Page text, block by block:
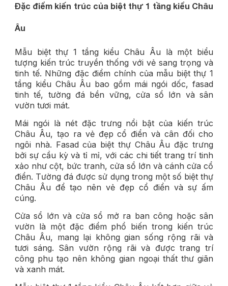
Đặc điểm kiến trúc của biệt thự 1 tầng kiểu Châu
Âu
Mẫu biệt thự 1 tầng kiểu Châu Âu là một biểu
tượng kiến trúc truyền thống với vẻ sang trọng và
tinh tế. Những đặc điểm chính của mẫu biệt thự 1
tầng kiểu Châu Âu bao gồm mái ngói dốc, fasad
tinh tế, tường đá bền vững, cửa sổ lớn và sân
vườn tươi mát.
Mái ngói là nét đặc trưng nổi bật của kiến trúc
Châu Âu, tạo ra vẻ đẹp cổ điển và cân đối cho
ngôi nhà. Fasad của biệt thự Châu Âu đặc trưng
bởi sự cầu kỳ và tỉ mỉ, với các chi tiết trang trí tinh
xảo như cột, bức tranh, cửa sổ lớn và cánh cửa cổ
điển. Tường đá được sử dụng trong một số biệt thự
Châu Âu để tạo nên vẻ đẹp cổ điển và sự ấm
cúng.
Cửa sổ lớn và cửa sổ mở ra ban công hoặc sân
vườn là một đặc điểm phổ biến trong kiến trúc
Châu Âu, mang lại không gian sống rộng rãi và
tươi sáng. Sân vườn rộng rãi và được trang trí
công phu tạo nên không gian ngoại thất thư giãn
và xanh mát.